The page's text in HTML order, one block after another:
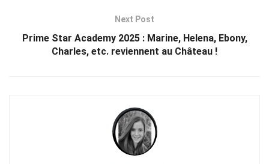
Next Post
Prime Star Academy 2025 : Marine, Helena, Ebony,
Charles, etc. reviennent au Château !